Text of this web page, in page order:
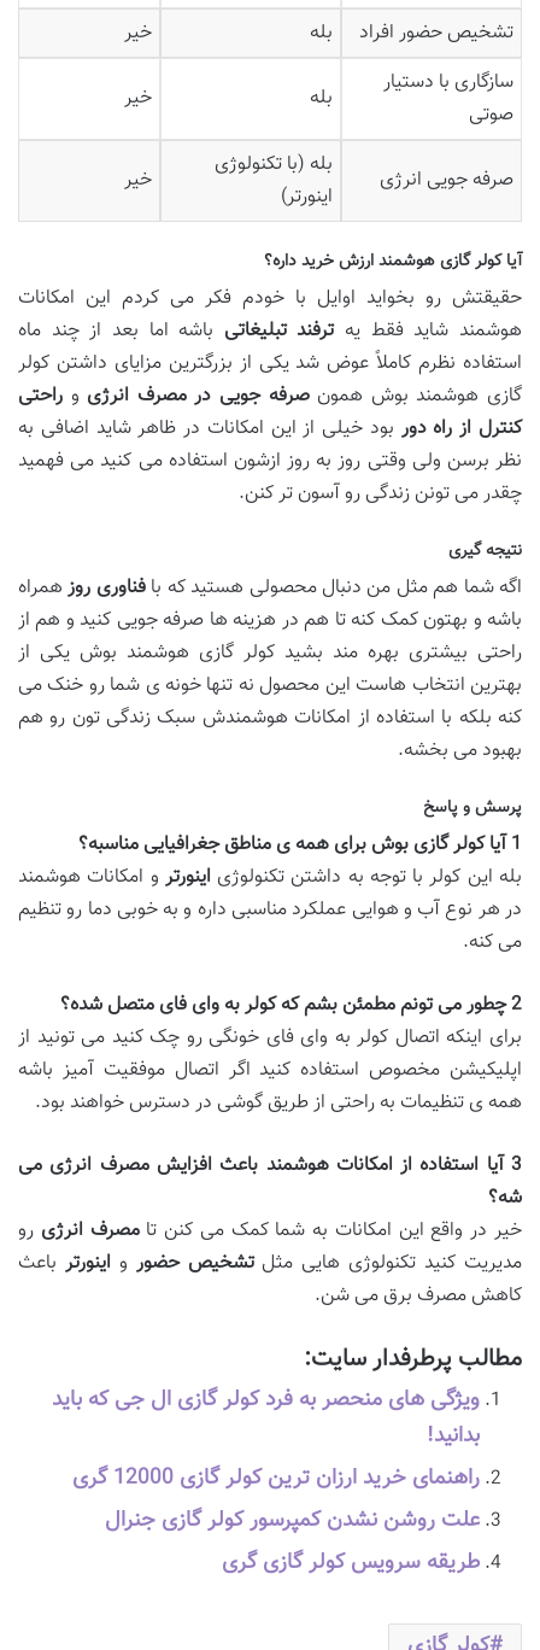
تشخیص حضور افراد
بله
خیر
سازگاری با دستیار
صوتی
بله خیر
صرفه جویی انرژی
بله (با تکنولوژی
اینورتر)
خیر
آیا کولر گازی هوشمند ارزش خرید داره؟
حقیقتش رو بخواید اوایل با خودم فکر می کردم این امکانات
هوشمند شاید فقط یهترفند تبلیغاتی باشه اما بعد از چند ماه
استفاده نظرم کاملاً عوض شد یکی از بزرگترین مزایای داشتن کولر
گازی هوشمند بوش همونصرفه جویی در مصرف انرژی و راحتی
کنترل از راه دور بود خیلی از این امکانات در ظاهر شاید اضافی به
نظر برسن ولی وقتی روز به روز ازشون استفاده می کنید می فهمید
چقدر می تونن زندگی رو آسون تر کنن.
نتیجه گیری
اگه شما هم مثل من دنبال محصولی هستید که بافناوری روزهمراه
باشه و بهتون کمک کنه تا هم در هزینه ها صرفه جویی کنید و هم از
راحتی بیشتری بهره مند بشید کولر گازی هوشمند بوش یکی از
بهترین انتخاب هاست این محصول نه تنها خونه ی شما رو خنک می
کنه بلکه با استفاده از امکانات هوشمندش سبک زندگی تون رو هم
بهبود می بخشه.
پرسش و پاسخ
1آیا کولر گازی بوش برای همه ی مناطق جغرافیایی مناسبه؟
بله این کولر با توجه به داشتن تکنولوژی اینورتر و امکانات هوشمند
در هر نوع آب و هوایی عملکرد مناسبی داره و به خوبی دما رو تنظیم
می کنه.
2چطور می تونم مطمئن بشم که کولر به وای فای متصل شده؟
برای اینکه اتصال کولر به وای فای خونگی رو چک کنید می تونید از
اپلیکیشن مخصوص استفاده کنید اگر اتصال موفقیت آمیز باشه
همه ی تنظیمات به راحتی از طریق گوشی در دسترس خواهند بود.
3 آیا استفاده از امکانات هوشمند باعث افزایش مصرف انرژی می
شه؟
خیر در واقع این امکانات به شما کمک می کنن تامصرف انرژی رو
مدیریت کنید تکنولوژی هایی مثلتشخیص حضور و اینورتر باعث
کاهش مصرف برق می شن.
مطالب پرطرفدار سایت:
ویژگی های منحصر به فرد کولر گازی ال جی که باید
بدانید!
راهنمای خرید ارزان ترین کولر گازی 12000 گری
علت روشن نشدن کمپرسور کولر گازی جنرال
طریقه سرویس کولر گازی گری